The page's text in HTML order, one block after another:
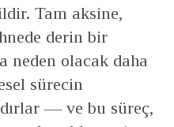
Tam aksine,
derin bir
neden olacak daha
sürecin
— ve bu süreç,